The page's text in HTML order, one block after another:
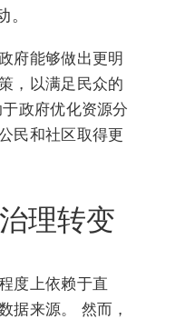
府能够做出更明
，以满足民众的
政府优化资源分
民和社区取得更
理转变
度上依赖于直
据来源。 然而，